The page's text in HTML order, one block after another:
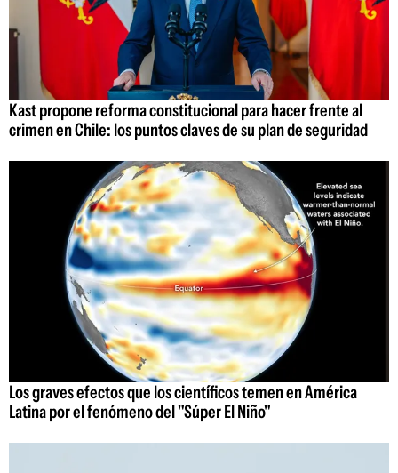
Kast propone reforma constitucional para hacer frente al
crimen en Chile: los puntos claves de su plan de seguridad
Los graves efectos que los científicos temen en América
Latina por el fenómeno del "Súper El Niño"